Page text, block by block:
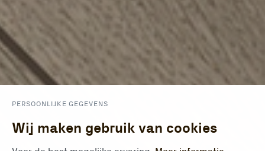
PERSOONLIJKE GEGEVENS
Wij maken gebruik van cookies